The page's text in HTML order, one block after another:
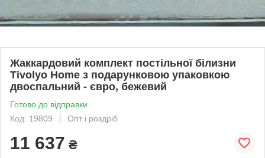
Жаккардовий комплект постільної білизни
Tivolyo Home з подарунковою упаковкою
двоспальний - євро, бежевий
Готово до відправки
Код: 19809
Опт і роздріб
11 637 ₴